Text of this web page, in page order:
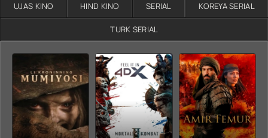
UJAS KINO HIND KINO SERIAL KOREYA SERIAL
TURK SERIAL